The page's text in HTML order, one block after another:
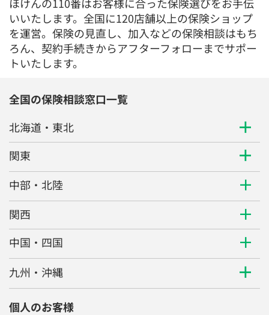
いいたします。全国に120店舗以上の保険ショップ
を運営。保険の見直し、加入などの保険相談はもち
ろん、契約手続きからアフターフォローまでサポー
トいたします。
全国の保険相談窓口一覧
北海道・東北
関東
中部・北陸
関西
中国・四国
九州・沖縄
個人のお客様